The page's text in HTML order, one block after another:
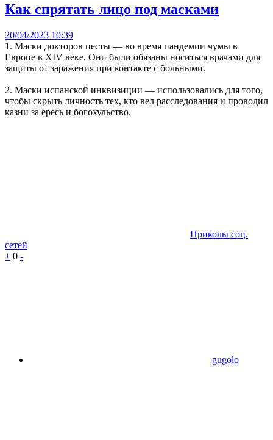
Как спрятать лицо под масками
20/04/2023 10:39
1. Маски докторов песты — во время пандемии чумы в
Европе в XIV веке. Они были обязаны носиться врачами для
защиты от заражения при контакте с больными.
2. Маски испанской инквизиции — использовались для того,
чтобы скрыть личность тех, кто вел расследования и проводил
казни за ересь и богохульство.
Приколы соц.
сетей
+ 0 -
gugolo